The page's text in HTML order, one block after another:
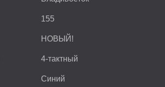
155
НОВЫЙ!
4-тактный
Синий